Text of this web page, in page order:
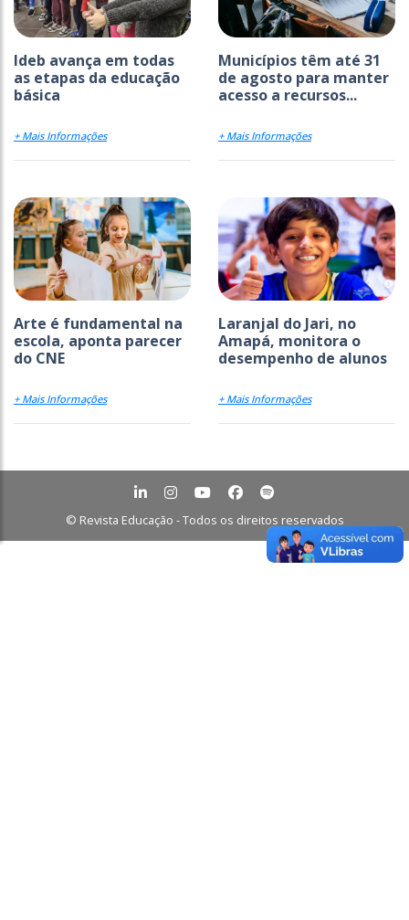
Ideb avança em todas
as etapas da educação
básica
+ Mais Informações
Municípios têm até 31
de agosto para manter
acesso a recursos...
+ Mais Informações
Arte é fundamental na
escola, aponta parecer
do CNE
+ Mais Informações
Laranjal do Jari, no
Amapá, monitora o
desempenho de alunos
+ Mais Informações
© Revista Educação - Todos os direitos reservados